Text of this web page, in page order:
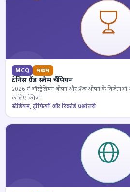
MCQ मध्यम
टेनिस ग्रैंड स्लैम चैंपियन
2026 में ऑस्ट्रेलियन ओपन और फ्रेंच ओपन के विजेताओं
के लिए क्विज़।
स्टेडियम, ट्रॉफियाँ और रिकॉर्ड प्रश्नोत्तरी